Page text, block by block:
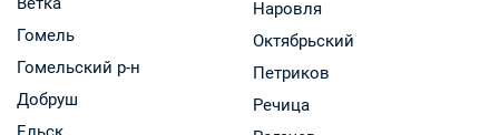
Гомель
Гомельский р-н
Добруш
Наровля
Октябрьский
Петриков
Речица